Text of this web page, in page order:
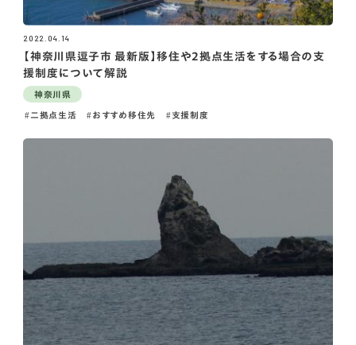
2022.04.14
【神奈川県逗子市 最新版】移住や2拠点生活をする場合の支
援制度について解説
神奈川県
二拠点生活 おすすめ移住先 支援制度